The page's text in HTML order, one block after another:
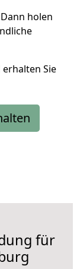
Dann holen
erhalten Sie
für